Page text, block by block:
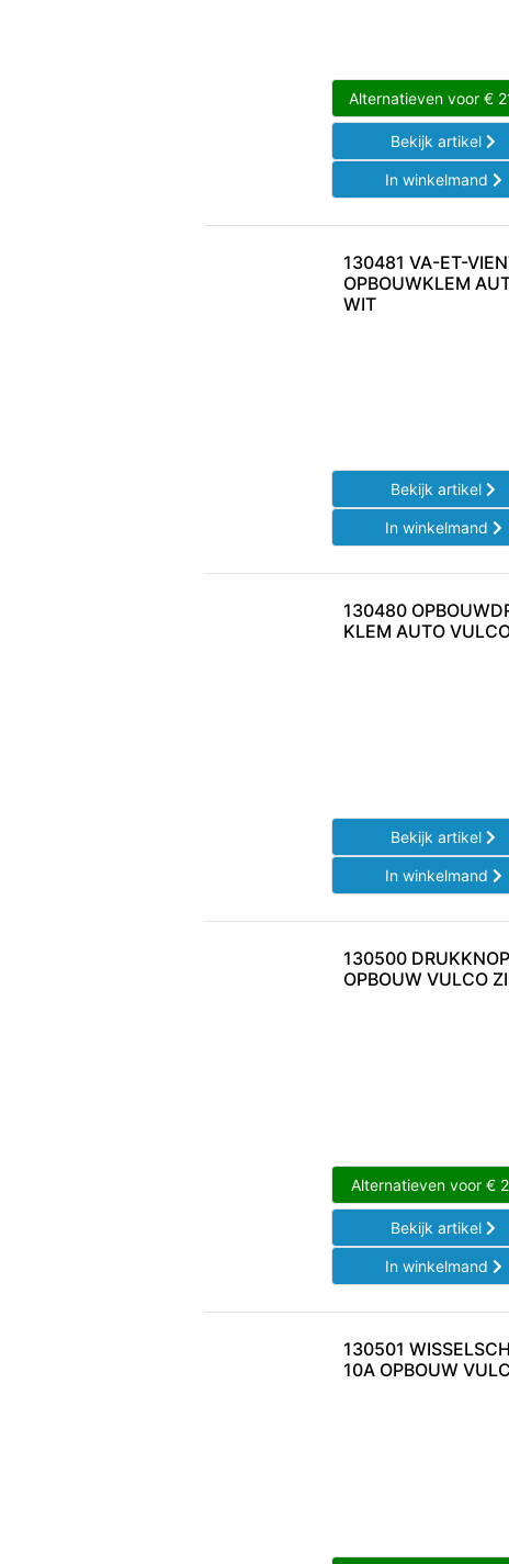
Alternatieven voor€
Bekijk artikel
In winkelmand
130481 VA-ET-
OPBOUWKLEM
WIT
Bekijk artikel
In winkelmand
130480
KLEM AUTO
Bekijk artikel
In winkelmand
130500
OPBOUW VULCO
Alternatieven voor €
Bekijk artikel
In winkelmand
130501
10A OPBOUW